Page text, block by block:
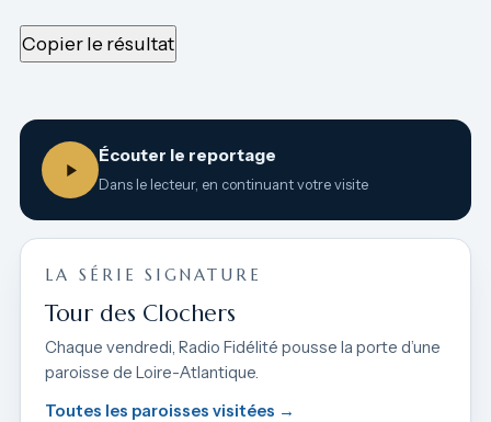
Copier le résultat
Écouter le reportage
Dans le lecteur, en continuant votre visite
LA SÉRIE SIGNATURE
Tour des Clochers
Chaque vendredi, Radio Fidélité pousse la porte d’une
paroisse de Loire-Atlantique.
Toutes les paroisses visitées →